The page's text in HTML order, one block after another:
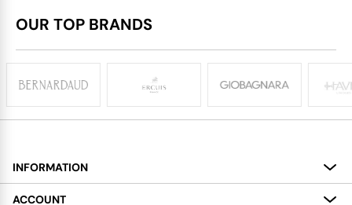
OUR TOP BRANDS
INFORMATION
About
ACCOUNT